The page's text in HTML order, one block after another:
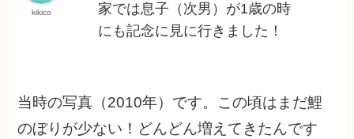
kikico
家では息子（次男）が1歳の時
にも記念に見に行きました！
当時の写真（2010年）です。この頃はまだ鯉
のぼりが少ない！どんどん増えてきたんです